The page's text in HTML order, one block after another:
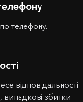
телефону.
відповідальності
випадкові збитки
колір чохла в